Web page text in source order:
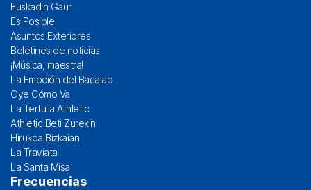
Euskadin Gaur
Es Posible
Asuntos Exteriores
Boletines de noticias
¡Música, maestra!
La Emoción del Bacalao
Oye Cómo Va
La Tertulia Athletic
Athletic Beti Zurekin
Hirukoa Bizkaian
La Traviata
La Santa Misa
Frecuencias